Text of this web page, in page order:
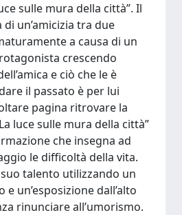
sulle mura della città”. Il
un’amicizia tra due
a causa di un
crescendo
e ciò che le è
il passato è per lui
pagina ritrovare la
luce sulle mura della città”
che insegna ad
le difficoltà della vita.
talento utilizzando un
un’esposizione dall’alto
rinunciare all’umorismo.